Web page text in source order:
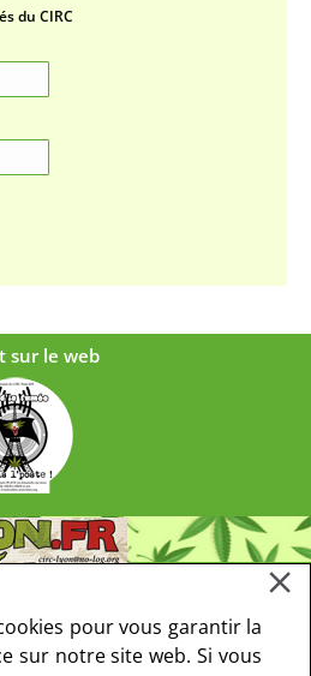
du CIRC
sur le web
pour vous garantir la
sur notre site web. Si vous